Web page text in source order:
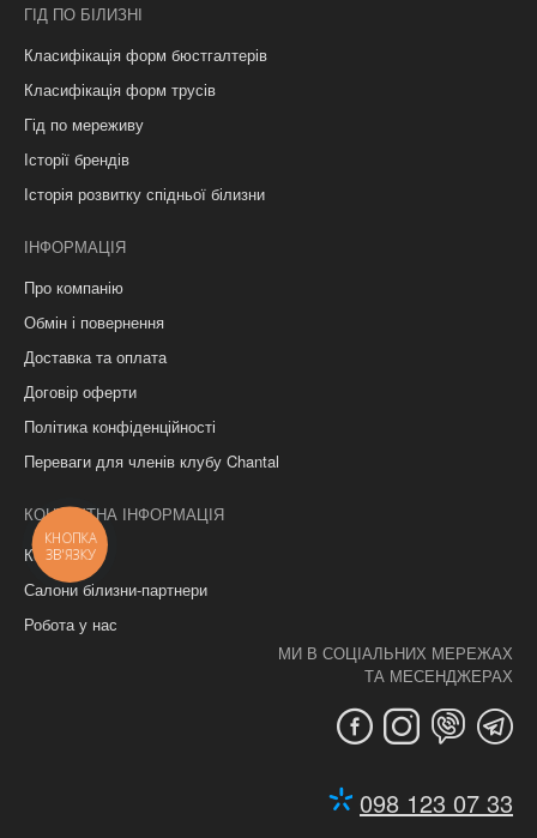
ГІД ПО БІЛИЗНІ
Класифікація форм бюстгалтерів
Класифікація форм трусів
Гід по мереживу
Історії брендів
Історія розвитку спідньої білизни
ІНФОРМАЦІЯ
Про компанію
Обмін і повернення
Доставка та оплата
Договір оферти
Політика конфіденційності
Переваги для членів клубу Chantal
КОНТАКТНА ІНФОРМАЦІЯ
Контакти
Салони білизни-партнери
Робота у нас
МИ В СОЦІАЛЬНИХ МЕРЕЖАХ
ТА МЕСЕНДЖЕРАХ
098 123 07 33
КНОПКА
ЗВ'ЯЗКУ